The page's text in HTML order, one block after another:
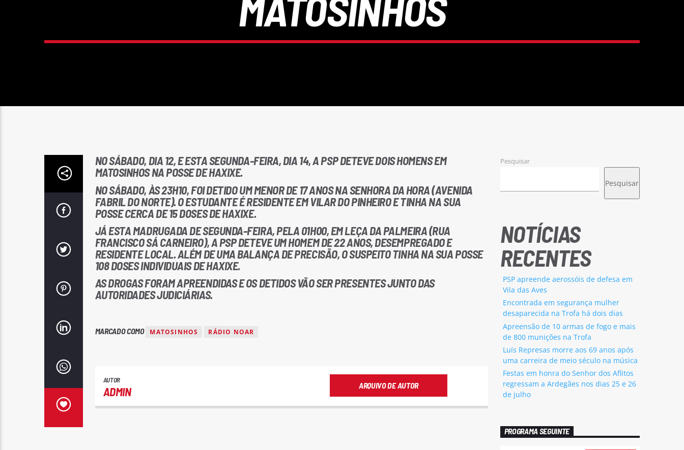
NO SÁBADO, DIA 12, E ESTA SEGUNDA-FEIRA, DIA 14, A PSP DETEVE DOIS HOMENS EM
MATOSINHOS NA POSSE DE HAXIXE.
NO SÁBADO, ÀS 23H10, FOI DETIDO UM MENOR DE 17 ANOS NA SENHORA DA HORA (AVENIDA
FABRIL DO NORTE). O ESTUDANTE É RESIDENTE EM VILAR DO PINHEIRO E TINHA NA SUA
POSSE CERCA DE 15 DOSES DE HAXIXE.
JÁ ESTA MADRUGADA DE SEGUNDA-FEIRA, PELA 01H00, EM LEÇA DA PALMEIRA (RUA
FRANCISCO SÁ CARNEIRO), A PSP DETEVE UM HOMEM DE 22 ANOS, DESEMPREGADO E
RESIDENTE LOCAL. ALÉM DE UMA BALANÇA DE PRECISÃO, O SUSPEITO TINHA NA SUA POSSE
108 DOSES INDIVIDUAIS DE HAXIXE.
AS DROGAS FORAM APREENDIDAS E OS DETIDOS VÃO SER PRESENTES JUNTO DAS
AUTORIDADES JUDICIÁRIAS.
MARCADO COMO MATOSINHOS RÁDIO NOAR
AUTOR
ADMIN ARQUIVO DE AUTOR
Pesquisar
Pesquisar
NOTÍCIAS
RECENTES
PSP apreende aerossóis de defesa em
Vila das Aves
Encontrada em segurança mulher
desaparecida na Trofa há dois dias
Apreensão de 10 armas de fogo e mais
de 800 munições na Trofa
Luís Represas morre aos 69 anos após
uma carreira de meio século na música
Festas em honra do Senhor dos Aflitos
regressam a Ardegães nos dias 25 e 26
de julho
PROGRAMA SEGUINTE